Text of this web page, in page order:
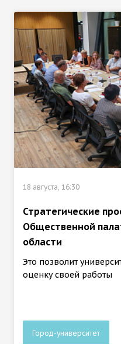
18 августа, 16:30
Стратегические
Общественной
области
Это позволит
оценку своей работы
Город-университет